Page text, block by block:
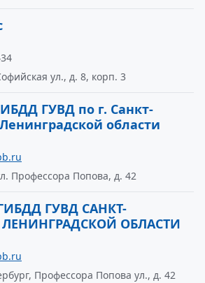
ул., д. 8, корп. 3
ГУВД по г. Санкт-
области
Профессора Попова, д. 42
ГУВД САНКТ-
ЛЕНИНГРАДСКОЙ ОБЛАСТИ
Профессора Попова ул., д. 42